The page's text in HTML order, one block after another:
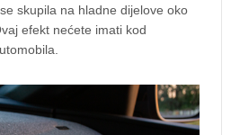
skupila na hladne dijelove oko
efekt nećete imati kod